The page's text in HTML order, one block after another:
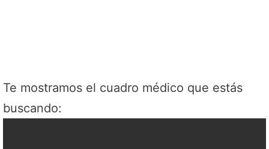
Te mostramos el cuadro médico que estás
buscando: